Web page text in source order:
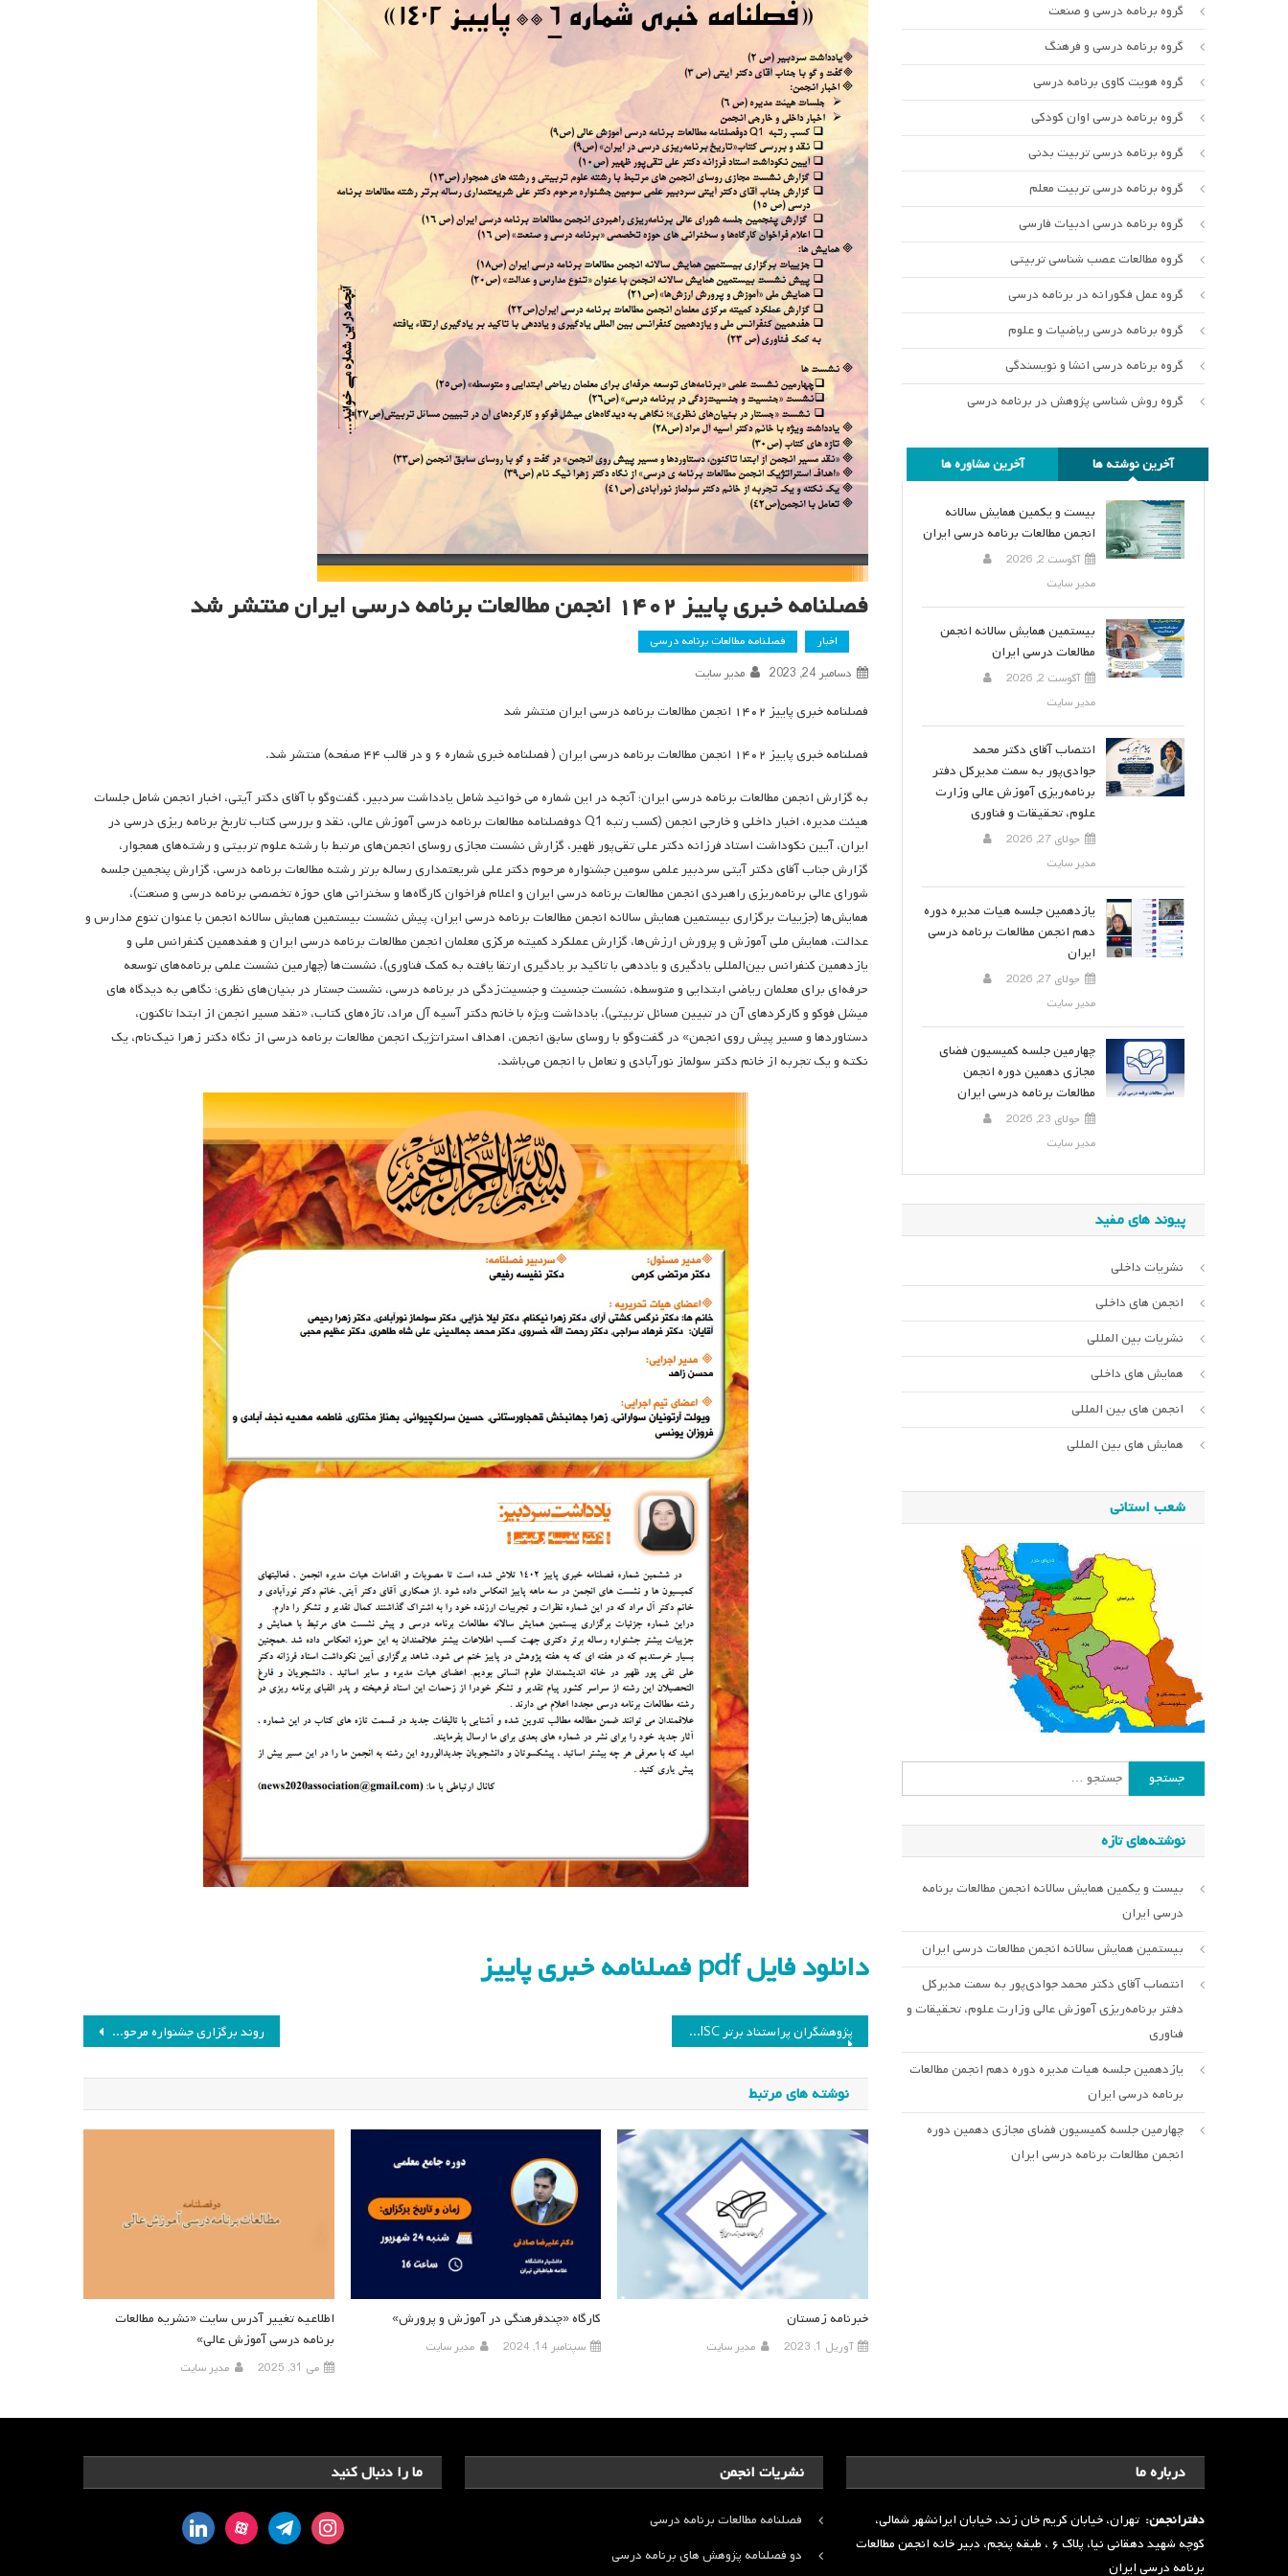
فصلنامه خبری پاییز ۱۴۰۲ انجمن مطالعات برنامه درسی ایران منتشر شد
اخبار فصلنامه مطالعات برنامه درسی
دسامبر 24, 2023 مدیر سایت
فصلنامه خبری پاییز ۱۴۰۲ انجمن مطالعات برنامه درسی ایران منتشر شد
فصلنامه خبری پاییز ۱۴۰۲ انجمن مطالعات برنامه درسی ایران ( فصلنامه خبری شماره ۶ و در قالب ۴۴ صفحه) منتشر شد.
به گزارش انجمن مطالعات برنامه درسی ایران؛ آنچه در این شماره می خوانید شامل یادداشت سردبیر، گفت‌وگو با آقای دکتر آیتی، اخبار انجمن شامل جلسات
هیئت مدیره، اخبار داخلی و خارجی انجمن (کسب رتبه Q1 دوفصلنامه مطالعات برنامه درسی آموزش عالی، نقد و بررسی کتاب تاریخ برنامه ریزی درسی در
ایران، آیین نکوداشت استاد فرزانه دکتر علی تقی‌پور ظهیر، گزارش نشست مجازی روسای انجمن‌های مرتبط با رشته علوم تربیتی و رشته‌های همجوار،
گزارش جناب آقای دکتر آیتی سردبیر علمی سومین جشنواره مرحوم دکتر علی شریعتمداری رساله برتر رشته مطالعات برنامه درسی، گزارش پنجمین جلسه
شورای عالی برنامه‌ریزی راهبردی انجمن مطالعات برنامه درسی ایران و اعلام فراخوان کارگاه‌ها و سخنرانی های حوزه تخصصی برنامه درسی و صنعت)،
همایش‌ها (جزییات برگزاری بیستمین همایش سالانه انجمن مطالعات برنامه درسی ایران، پیش نشست بیستمین همایش سالانه انجمن با عنوان تنوع مدارس و
عدالت، همایش ملی آموزش و پرورش ارزش‌ها، گزارش عملکرد کمیته مرکزی معلمان انجمن مطالعات برنامه درسی ایران و هفدهمین کنفرانس ملی و
یازدهمین کنفرانس بین‌المللی یادگیری و یاددهی با تاکید بر یادگیری ارتقا یافته به کمک فناوری)، نشست‌ها (چهارمین نشست علمی برنامه‌های توسعه
حرفه‌ای برای معلمان ریاضی ابتدایی و متوسطه، نشست جنسیت و جنسیت‌زدگی در برنامه درسی، نشست جستار در بنیان‌های نظری؛ نگاهی به دیدگاه های
میشل فوکو و کارکردهای آن در تبیین مسائل تربیتی)، یادداشت ویژه با خانم دکتر آسیه آل مراد، تازه‌های کتاب، «نقد مسیر انجمن از ابتدا تاکنون،
دستاوردها و مسیر پیش روی انجمن» در گفت‌وگو با روسای سابق انجمن، اهداف استراتژیک انجمن مطالعات برنامه درسی از نگاه دکتر زهرا نیک‌نام، یک
نکته و یک تجربه از خانم دکتر سولماز نورآبادی و تعامل با انجمن می‌باشد.
دانلود فایل pdf فصلنامه خبری پاییز
راهبری
نوشته
روند برگزاری جشنواره مرحوم دکتر علی شریعتمداری پژوهشگران پراستناد برتر ISC در حوزه مطالعات برنامه‌ درسی
نوشته های مرتبط
اطلاعیه تغییر آدرس سایت «نشریه مطالعات
برنامه درسی آموزش عالی»
می 31, 2025 مدیر سایت
کارگاه «چندفرهنگی در آموزش و پرورش»
سپتامبر 14, 2024 مدیر سایت
خبرنامه زمستان
آوریل 1, 2023 مدیر سایت
گروه برنامه درسی و صنعت
گروه برنامه درسی و فرهنگ
گروه هویت کاوی برنامه درسی
گروه برنامه درسی اوان کودکی
گروه برنامه درسی تربیت بدنی
گروه برنامه درسی تربیت معلم
گروه برنامه درسی ادبیات فارسی
گروه مطالعات عصب شناسی تربیتی
گروه عمل فکورانه در برنامه درسی
گروه برنامه درسی ریاضیات و علوم
گروه برنامه درسی انشا و نویسندگی
گروه روش شناسی پژوهش در برنامه درسی
آخرین نوشته ها آخرین مشاوره ها
بیست و یکمین همایش سالانه
انجمن مطالعات برنامه درسی ایران
آگوست 2, 2026
مدیر سایت
بیستمین همایش سالانه انجمن
مطالعات درسی ایران
آگوست 2, 2026
مدیر سایت
انتصاب آقای دکتر محمد
جوادی‌پور به سمت مدیرکل دفتر
برنامه‌ریزی آموزش عالی وزارت
علوم، تحقیقات و فناوری
جولای 27, 2026
مدیر سایت
یازدهمین جلسه هیات مدیره دوره
دهم انجمن مطالعات برنامه درسی
ایران
جولای 27, 2026
مدیر سایت
چهارمین جلسه کمیسیون فضای
مجازی دهمین دوره انجمن
مطالعات برنامه درسی ایران
جولای 23, 2026
مدیر سایت
پیوند های مفید
نشریات داخلی
انجمن های داخلی
نشریات بین المللی
همایش های داخلی
انجمن های بین المللی
همایش های بین المللی
شعب استانی
جستجو
برای:
نوشته‌های تازه
بیست و یکمین همایش سالانه انجمن مطالعات برنامه
درسی ایران
بیستمین همایش سالانه انجمن مطالعات درسی ایران
انتصاب آقای دکتر محمد جوادی‌پور به سمت مدیرکل
دفتر برنامه‌ریزی آموزش عالی وزارت علوم، تحقیقات و
فناوری
یازدهمین جلسه هیات مدیره دوره دهم انجمن مطالعات
برنامه درسی ایران
چهارمین جلسه کمیسیون فضای مجازی دهمین دوره
انجمن مطالعات برنامه درسی ایران
ما را دنبال کنید
instagram
telegram
aparat
linkedin
نشریات انجمن
فصلنامه مطالعات برنامه درسی
دو فصلنامه پژوهش های برنامه درسی
درباره ما
دفترانجمن: تهران، خیابان کریم خان زند، خیابان ایرانشهر شمالی،
کوچه شهید دهقانی نیا، پلاک ۶ ، طبقه پنجم، دبیر خانه انجمن مطالعات
برنامه درسی ایران